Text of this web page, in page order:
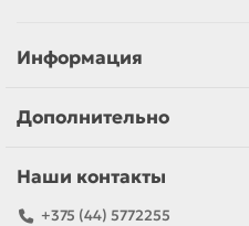
Информация
Дополнительно
Наши контакты
+375 (44) 5772255